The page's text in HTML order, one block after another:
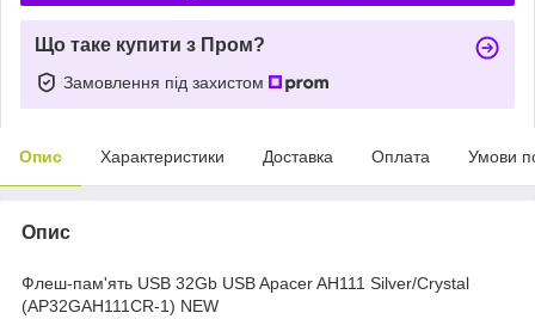
Що таке купити з Пром?
Замовлення під захистом
Опис Характеристики Доставка Оплата Умови
Опис
Флеш-пам'ять USB 32Gb USB Apacer AH111 Silver/Crystal
(AP32GAH111CR-1) NEW